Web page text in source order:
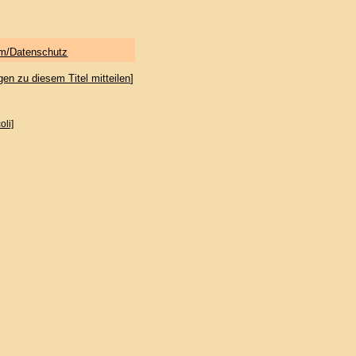
Datenschutz
zu diesem Titel mitteilen]